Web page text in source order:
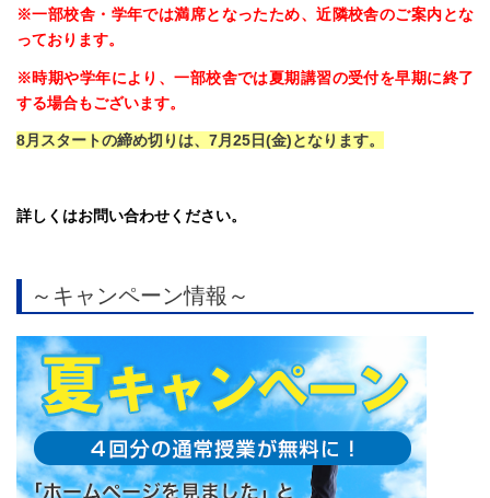
※一部校舎・学年では満席となったため、近隣校舎のご案内とな
っております。
※時期や学年により、一部校舎では夏期講習の受付を早期に終了
する場合もございます。
8月スタートの締め切りは、7月25日(金)となります。
詳しくはお問い合わせください。
～キャンペーン情報～